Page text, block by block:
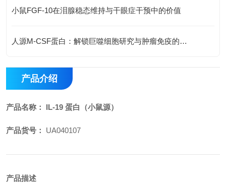
小鼠FGF-10在泪腺稳态维持与干眼症干预中的价值
人源M-CSF蛋白：解锁巨噬细胞研究与肿瘤免疫的科研密钥
产品介绍
产品名称： IL-19 蛋白（小鼠源）
产品货号： UA040107
产品描述